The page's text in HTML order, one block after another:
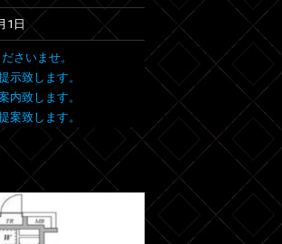
1日
さいませ。
示致します。
内致します。
案致します。